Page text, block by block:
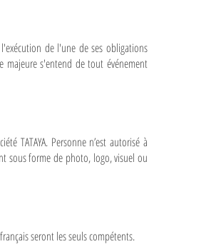
de l'une de ses obligations
majeure s'entend de tout événement
TATAYA. Personne n’est autorisé à
sous forme de photo, logo, visuel ou
seront les seuls compétents.